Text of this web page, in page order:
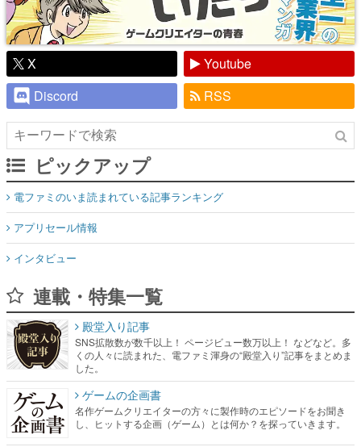
X
Youtube
Discord
RSS
ピックアップ
電ファミのいま読まれている記事ランキング
アプリセール情報
インタビュー
連載・特集一覧
殿堂入り記事
SNS拡散数が数千以上！ ページビュー数万以上！ などなど。多
くの人々に読まれた、電ファミ渾身の“殿堂入り”記事をまとめま
した。
ゲームの企画書
名作ゲームクリエイターの方々に製作時のエピソードをお聞き
し、ヒットする企画（ゲーム）とは何か？を探っていきます。